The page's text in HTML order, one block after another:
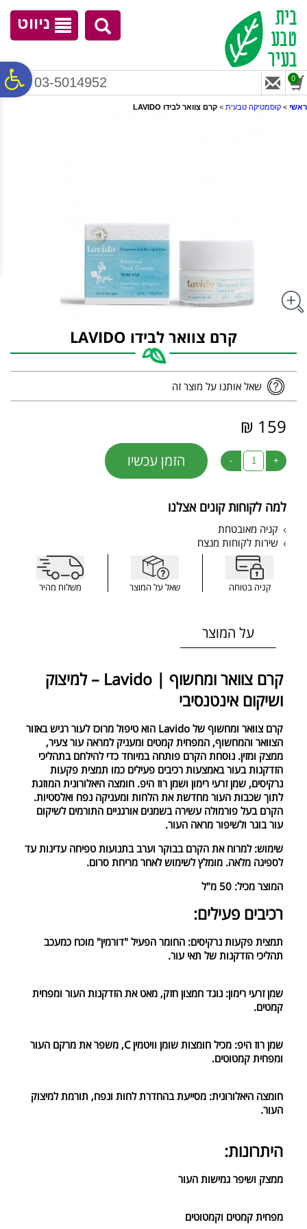
נגישות
ניווט
03-5014952 0
ראשי > קוסמטיקה טבעית > קרם צוואר לבידו LAVIDO
קרם צוואר לבידו LAVIDO
שאל אותנו על מוצר זה
159 ₪
+
- הזמן עכשיו
למה לקוחות קונים אצלנו
קניה מאובטחת
שירות לקוחות מנצח
קניה בטוחה שאל על המוצר משלוח מהיר
על המוצר
קרם צוואר ומחשוף | Lavido – למיצוק
ושיקום אינטנסיבי
קרם צוואר ומחשוף של Lavido הוא טיפול מרוכז לעור רגיש באזור
הצוואר והמחשוף, המפחית קמטים ומעניק למראה עור צעיר,
ממצק ומזין. נוסחת הקרם פותחה במיוחד כדי להילחם בתהליכי
הזדקנות בעור באמצעות רכיבים פעילים כמו תמצית פקעות
נרקיסים, שמן זרעי רימון ושמן רוז היפ. חומצה היאלורונית המוזגת
לתוך שכבות העור מחדשת את הלחות ומעניקה נפח ואלסטיות.
הקרם בעל פורמולה עשירה בשמנים אורגניים התורמים לשיקום
עור בוגר ולשיפור מראה העור.
שימוש: למרוח את הקרם בבוקר וערב בתנועות טפיחה עדינות עד
לספיגה מלאה. מומלץ לשימוש לאחר מריחת סרום.
המוצר מכיל: 50 מ"ל
רכיבים פעילים:
תמצית פקעות נרקיסים: החומר הפעיל "דורמין" מוכח כמעכב
תהליכי הזדקנות של תאי עור.
שמן זרעי רימון: נוגד חמצון חזק, מאט את הזדקנות העור ומפחית
קמטים.
שמן רוז היפ: מכיל חומצות שומן וויטמין C, משפר את מרקם העור
ומפחית קמטוטים.
חומצה היאלורונית: מסייעת בהחדרת לחות ונפח, תורמת למיצוק
העור.
היתרונות:
ממצק ושיפר גמישות העור
מפחית קמטים וקמטוטים